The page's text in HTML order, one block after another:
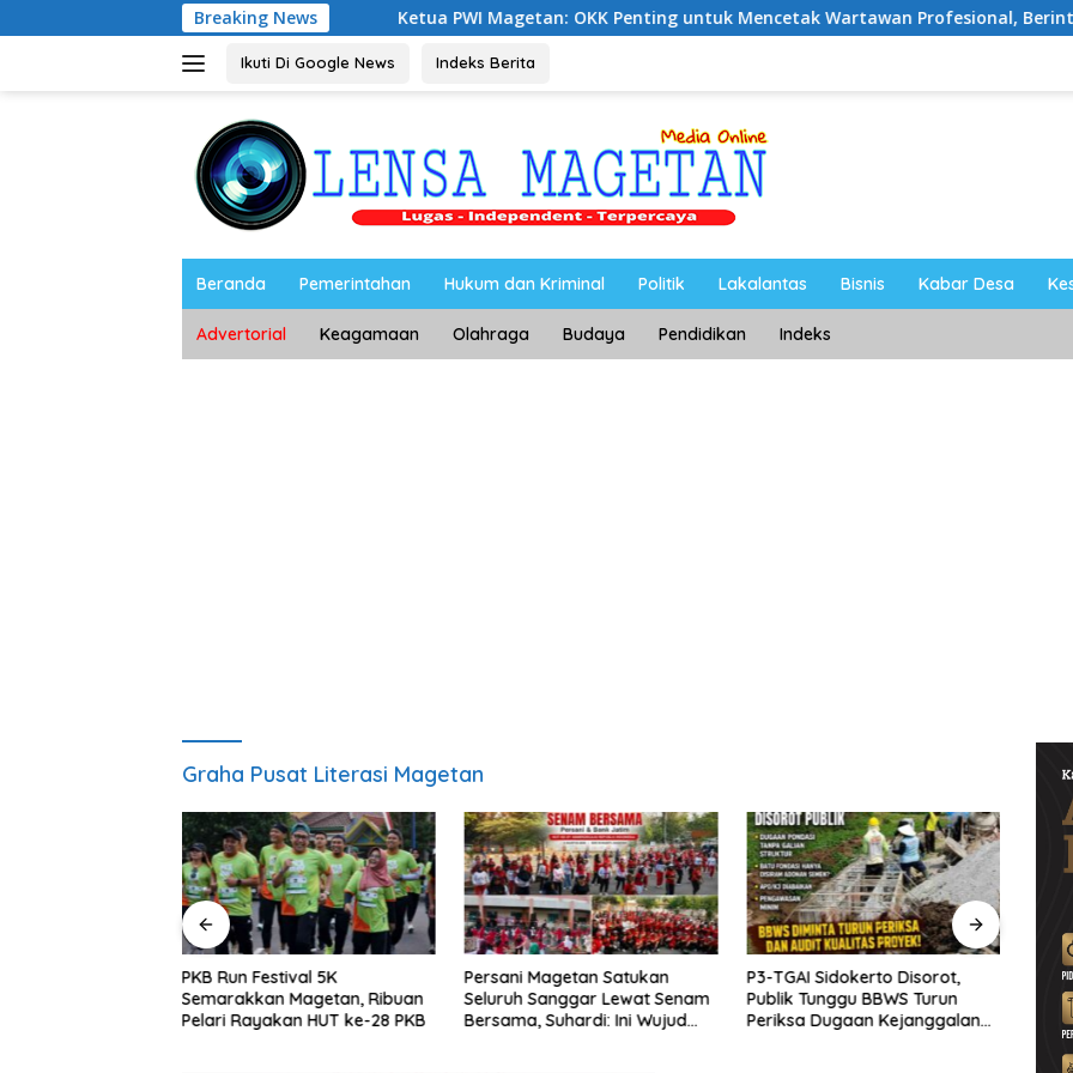
ke
Breaking News
Ketua PWI Magetan: OKK Penting untuk Mencetak Wartawan Profesional, Berintegritas dan
Ikuti Di Google News Indeks Berita
Beranda Pemerintahan Hukum dan Kriminal Politik Lakalantas Bisnis Kabar Desa
Advertorial Keagamaan Olahraga Budaya Pendidikan Indeks
Graha Pusat Literasi Magetan
PKB Run Festival 5K
Semarakkan Magetan, Ribuan
Pelari Rayakan HUT ke-28 PKB
Persani Magetan Satukan
Seluruh Sanggar Lewat Senam
Bersama, Suhardi: Ini Wujud
P3-TGAI Sidokerto Disorot,
Publik Tunggu BBWS Turun
Periksa Dugaan Kejanggalan